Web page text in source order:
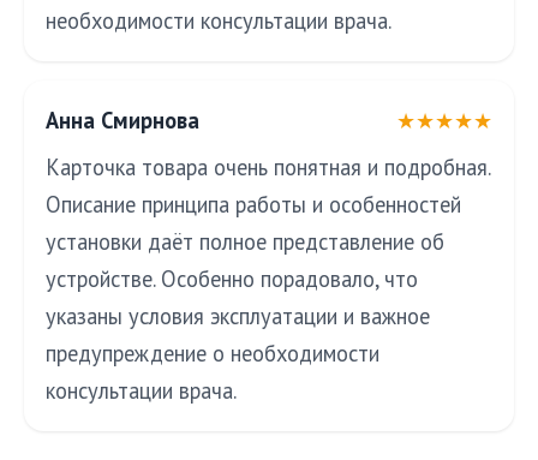
необходимости консультации врача.
Анна Смирнова
★★★★★
Карточка товара очень понятная и подробная.
Описание принципа работы и особенностей
установки даёт полное представление об
устройстве. Особенно порадовало, что
указаны условия эксплуатации и важное
предупреждение о необходимости
консультации врача.